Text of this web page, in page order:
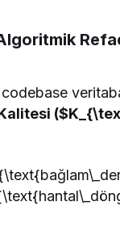
Kalitesi